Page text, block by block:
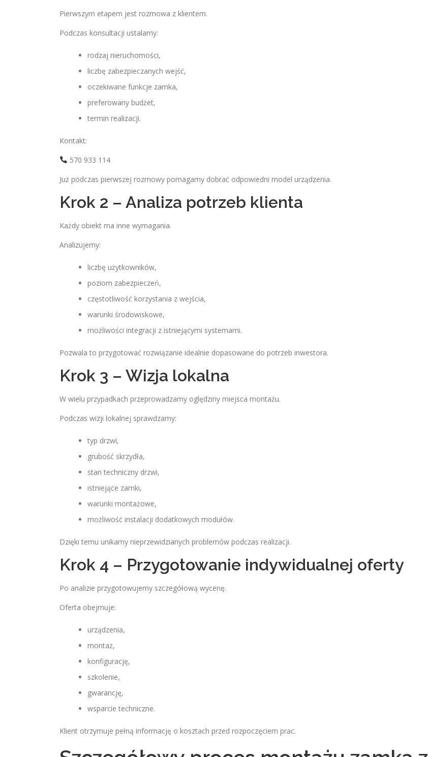
Pierwszym etapem jest rozmowa z klientem.
Podczas konsultacji ustalamy:
rodzaj nieruchomości,
liczbę zabezpieczanych wejść,
oczekiwane funkcje zamka,
preferowany budżet,
termin realizacji.
Kontakt:
570 933 114
Już podczas pierwszej rozmowy pomagamy dobrać odpowiedni model urządzenia.
Krok 2 – Analiza potrzeb klienta
Każdy obiekt ma inne wymagania.
Analizujemy:
liczbę użytkowników,
poziom zabezpieczeń,
częstotliwość korzystania z wejścia,
warunki środowiskowe,
możliwości integracji z istniejącymi systemami.
Pozwala to przygotować rozwiązanie idealnie dopasowane do potrzeb inwestora.
Krok 3 – Wizja lokalna
W wielu przypadkach przeprowadzamy oględziny miejsca montażu.
Podczas wizji lokalnej sprawdzamy:
typ drzwi,
grubość skrzydła,
stan techniczny drzwi,
istniejące zamki,
warunki montażowe,
możliwość instalacji dodatkowych modułów.
Dzięki temu unikamy nieprzewidzianych problemów podczas realizacji.
Krok 4 – Przygotowanie indywidualnej oferty
Po analizie przygotowujemy szczegółową wycenę.
Oferta obejmuje:
urządzenia,
montaż,
konfigurację,
szkolenie,
gwarancję,
wsparcie techniczne.
Klient otrzymuje pełną informację o kosztach przed rozpoczęciem prac.